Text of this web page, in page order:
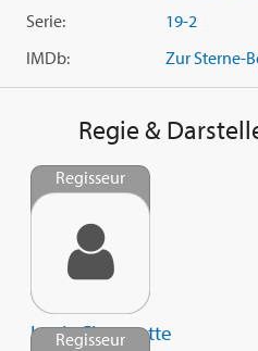
Serie:
19-2
IMDb:
Zur Sterne-
Regie &
Regisseur
Louis Choquette
Regisseur